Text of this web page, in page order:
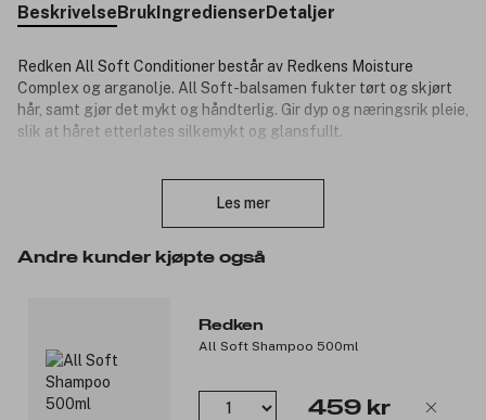
BeskrivelseBrukIngredienserDetaljer
Redken All Soft Conditioner består av Redkens Moisture
Complex og arganolje. All Soft-balsamen fukter tørt og skjørt
hår, samt gjør det mykt og håndterlig. Gir dyp og næringsrik pleie,
slik at håret etterlates silkemykt og glansfullt.
sterkere, mer medgjørlig og det ser glansfullt ut. Håret både ser
og føles ut som silke. Hårkuren inneholder pleiende,
mykgjørende og velgjørende Argan olje. Kuren pleier håret
3217940
Les mer
Andre kunder kjøpte også
Redken
All Soft Shampoo 500ml
459 kr